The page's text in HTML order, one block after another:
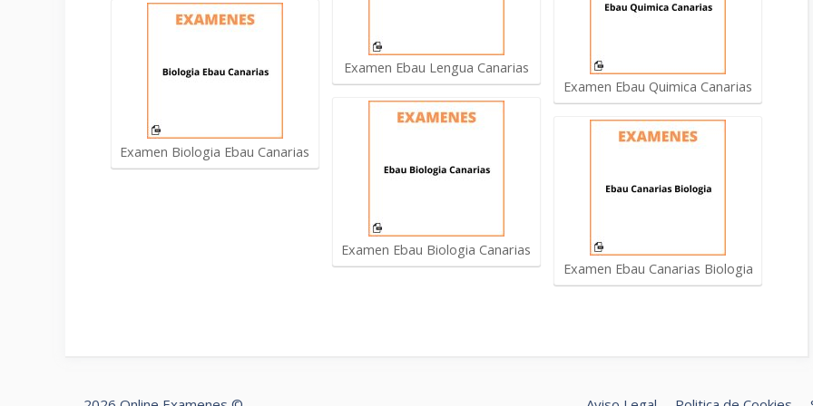
Examen Biologia Ebau Canarias
Examen Ebau Lengua Canarias
Examen Ebau Biologia Canarias
Examen Ebau Quimica Canarias
Examen Ebau Canarias Biologia